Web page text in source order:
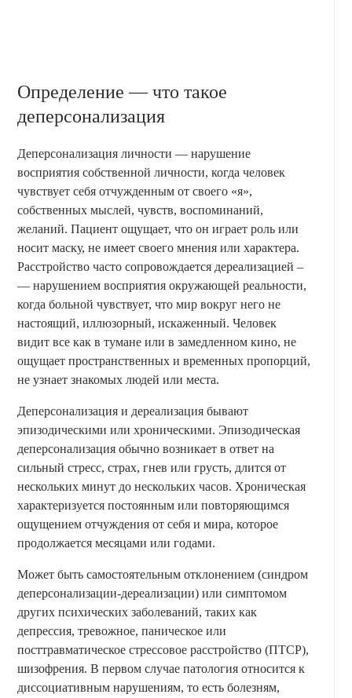
Определение — что такое
деперсонализация
Деперсонализация личности — нарушение
восприятия собственной личности, когда человек
чувствует себя отчужденным от своего «я»,
собственных мыслей, чувств, воспоминаний,
желаний. Пациент ощущает, что он играет роль или
носит маску, не имеет своего мнения или характера.
Расстройство часто сопровождается дереализацией –
— нарушением восприятия окружающей реальности,
когда больной чувствует, что мир вокруг него не
настоящий, иллюзорный, искаженный. Человек
видит все как в тумане или в замедленном кино, не
ощущает пространственных и временных пропорций,
не узнает знакомых людей или места.
Деперсонализация и дереализация бывают
эпизодическими или хроническими. Эпизодическая
деперсонализация обычно возникает в ответ на
сильный стресс, страх, гнев или грусть, длится от
нескольких минут до нескольких часов. Хроническая
характеризуется постоянным или повторяющимся
ощущением отчуждения от себя и мира, которое
продолжается месяцами или годами.
Может быть самостоятельным отклонением (синдром
деперсонализации-дереализации) или симптомом
других психических заболеваний, таких как
депрессия, тревожное, паническое или
посттравматическое стрессовое расстройство (ПТСР),
шизофрения. В первом случае патология относится к
диссоциативным нарушениям, то есть болезням,